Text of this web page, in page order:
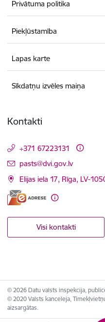
Privātuma politika
Piekļūstamība
Lapas karte
Sīkdatņu izvēles maiņa
Kontakti
+371 67223131
E-pasts:
pasts@dvi.gov.lv
Elijas iela 17, Rīga, LV-
Visi kontakti
© 2026 Datu valsts inspekcija,
© 2020 Valsts kanceleja,
aizsargātas.